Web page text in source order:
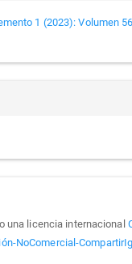
1 (2023): Volumen
una licencia internacional
NoComercial-